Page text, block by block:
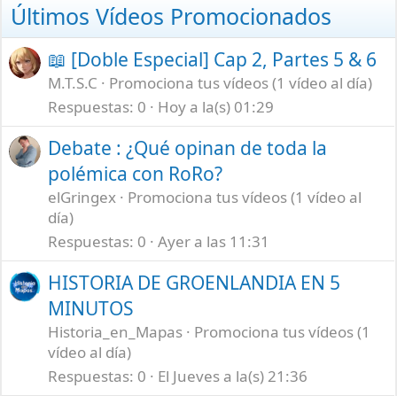
Últimos Vídeos Promocionados
📖 [Doble Especial] Cap 2, Partes 5 & 6
M.T.S.C
Promociona tus vídeos (1 vídeo al día)
Respuestas 0 Hoy a la(s) 01:29
Debate : ¿Qué opinan de toda la
polémica con RoRo?
elGringex
Promociona tus vídeos (1 vídeo al
día)
Respuestas 0 Ayer a las 11:31
HISTORIA DE GROENLANDIA EN 5
MINUTOS
Historia_en_Mapas
Promociona tus vídeos (1
vídeo al día)
Respuestas 0 El Jueves a la(s) 21:36